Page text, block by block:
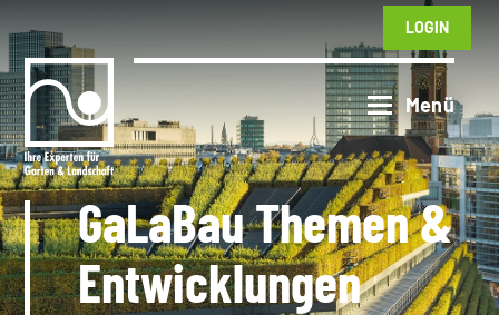
LOGIN
GaLaBau Themen &
Entwicklungen